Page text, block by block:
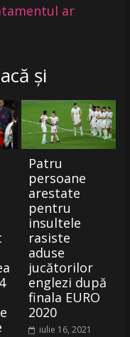
ar
și
Patru
persoane
arestate
pentru
insultele
rasiste
aduse
jucătorilor
englezi după
finala EURO
2020
iulie 16, 2021